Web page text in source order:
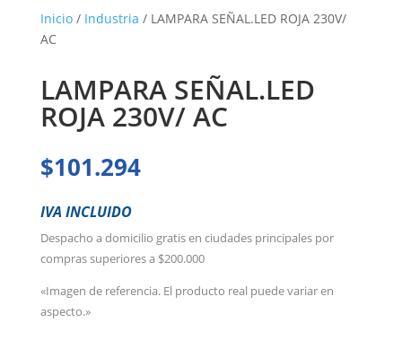
Inicio/ Industria / LAMPARA SEÑAL.LED ROJA 230V/
AC
LAMPARA SEÑAL.LED
ROJA 230V/ AC
$101.294
IVA INCLUIDO
Despacho a domicilio gratis en ciudades principales por
compras superiores a $200.000
«Imagen de referencia. El producto real puede variar en
aspecto.»